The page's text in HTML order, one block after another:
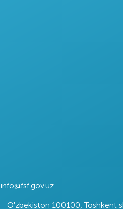
info@fsf.gov.uz
O'zbekiston 100100, Toshkent